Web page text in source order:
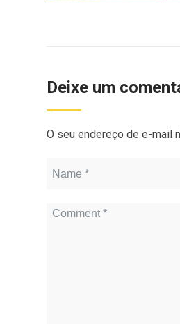
Deixe um
O seu endereço de e-mail